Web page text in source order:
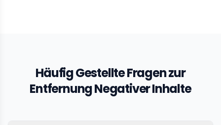
Häufig Gestellte Fragen zur
Entfernung Negativer Inhalte